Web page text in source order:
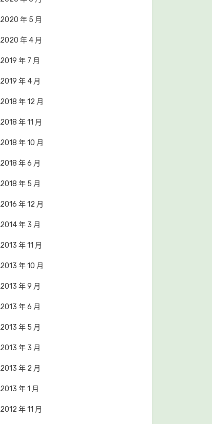
2020 年 5 月
2020 年 4 月
2019 年 7 月
2019 年 4 月
2018 年 12 月
2018 年 11 月
2018 年 10 月
2018 年 6 月
2018 年 5 月
2016 年 12 月
2014 年 3 月
2013 年 11 月
2013 年 10 月
2013 年 9 月
2013 年 6 月
2013 年 5 月
2013 年 3 月
2013 年 2 月
2013 年 1 月
2012 年 11 月